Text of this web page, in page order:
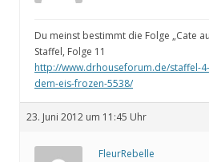
Du meinst bestimmt die Folge „Cate
Staffel, Folge 11
http://www.drhouseforum.de/staffel-
dem-eis-frozen-5538/
23. Juni 2012 um 11:45 Uhr
FleurRebelle